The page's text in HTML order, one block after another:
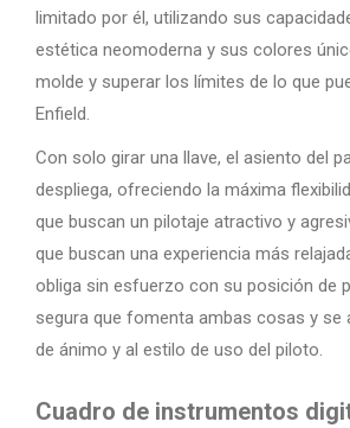
limitado por él, utilizando sus
estética neomoderna y sus colores
molde y superar los límites de lo que
Enfield.
Con solo girar una llave, el asiento del
despliega, ofreciendo la máxima
que buscan un pilotaje atractivo y
que buscan una experiencia más
obliga sin esfuerzo con su posición de
segura que fomenta ambas cosas y se
de ánimo y al estilo de uso del piloto.
Cuadro de instrumentos